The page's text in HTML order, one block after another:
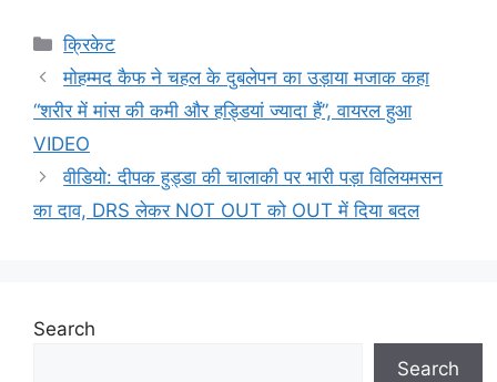
Categories
क्रिकेट
मोहम्मद कैफ ने चहल के दुबलेपन का उड़ाया मजाक कहा
“शरीर में मांस की कमी और हड्डियां ज्यादा हैं”, वायरल हुआ
VIDEO
वीडियो: दीपक हुड्डा की चालाकी पर भारी पड़ा विलियमसन
का दाव, DRS लेकर NOT OUT को OUT में दिया बदल
Search
Search